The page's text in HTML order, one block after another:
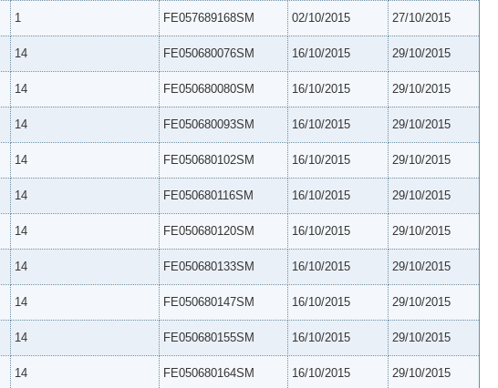
1 FE057689168SM 02/10/2015 27/10/2015
14 FE050680076SM 16/10/2015 29/10/2015
14 FE050680080SM 16/10/2015 29/10/2015
14 FE050680093SM 16/10/2015 29/10/2015
14 FE050680102SM 16/10/2015 29/10/2015
14 FE050680116SM 16/10/2015 29/10/2015
14 FE050680120SM 16/10/2015 29/10/2015
14 FE050680133SM 16/10/2015 29/10/2015
14 FE050680147SM 16/10/2015 29/10/2015
14 FE050680155SM 16/10/2015 29/10/2015
14 FE050680164SM 16/10/2015 29/10/2015